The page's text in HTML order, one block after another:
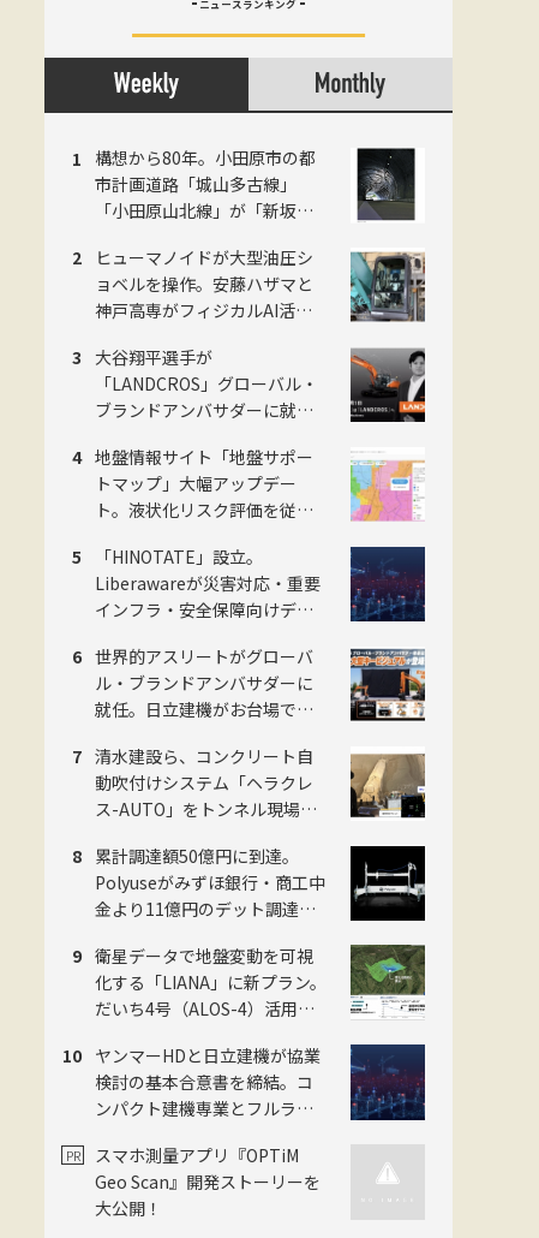
ニュースランキング
構想から80年。小田原市の都
市計画道路「城山多古線」
「小田原山北線」が「新坂下
地域の南北軸に
ヒューマノイドが大型油圧シ
ョベルを操作。安藤ハザマと
神戸高専がフィジカルAI活用
大谷翔平選手が
「LANDCROS」グローバル・
ブランドアンバサダーに就
表会をお台場で開催
地盤情報サイト「地盤サポー
トマップ」大幅アップデー
ト。液状化リスク評価を従来4
ンホームシールド社
「HINOTATE」設立。
Liberawareが災害対応・重要
インフラ・安全保障向けデュ
社を8月設立
世界的アスリートがグローバ
ル・ブランドアンバサダーに
就任。日立建機がお台場で
を発表・巨大油圧ショベル乗
車体験も
清水建設ら、コンクリート自
動吹付けシステム「ヘラクレ
ス-AUTO」をトンネル現場に
厚を計測し、均質な自動吹付
けを実現
累計調達額50億円に到達。
Polyuseがみずほ銀行・商工中
金より11億円のデット調達・
AI進化を加速
衛星データで地盤変動を可視
化する「LIANA」に新プラン。
だいち4号（ALOS-4）活用で
JSAT・ゼンリン・日本工営の
3社
ヤンマーHDと日立建機が協業
検討の基本合意書を締結。コ
ンパクト建機専業とフルライ
スマホ測量アプリ『OPTiM
Geo Scan』開発ストーリーを
大公開！